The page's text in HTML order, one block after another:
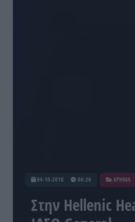
04-10-2018 06:26 ΧΡΗΜΑ
Στην Hellenic